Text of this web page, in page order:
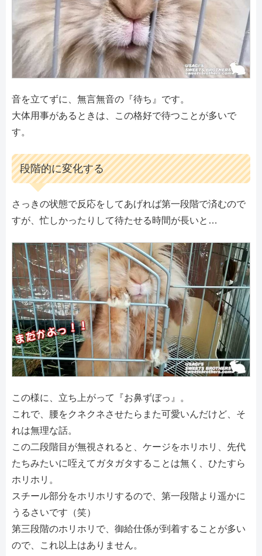
音を立てずに、無言無音の『待ち』です。
大体用事があるときは、この格好で待つことが多いで
す。
段階的に変化する
さっきの状態で反応をしてあげれば第一段階で済むので
すが、忙しかったりして待たせる時間が長いと…
この様に、立ち上がって『お鼻ずぼっ』。
これで、腰をクネクネさせたらまた可愛いんだけど、そ
れは無理な話。
この二段階目が無視されると、ケージをホリホリ、先代
たちみたいに咥えてガタガタすることは無く、ひたすら
ホリホリ。
スチール部分をホリホリするので、第一段階より遥かに
うるさいです（笑）
第三段階のホリホリで、御給仕係が到着することが多い
ので、これ以上はありません。